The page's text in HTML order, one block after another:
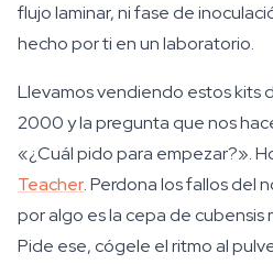
flujo laminar, ni fase de
hecho por ti en un laboratorio.
Llevamos vendiendo estos kits
2000 y la pregunta que nos
«¿Cuál pido para empezar?».
Teacher. Perdona los fallos del
por algo es la cepa de cubensis
Pide ese, cógele el ritmo al